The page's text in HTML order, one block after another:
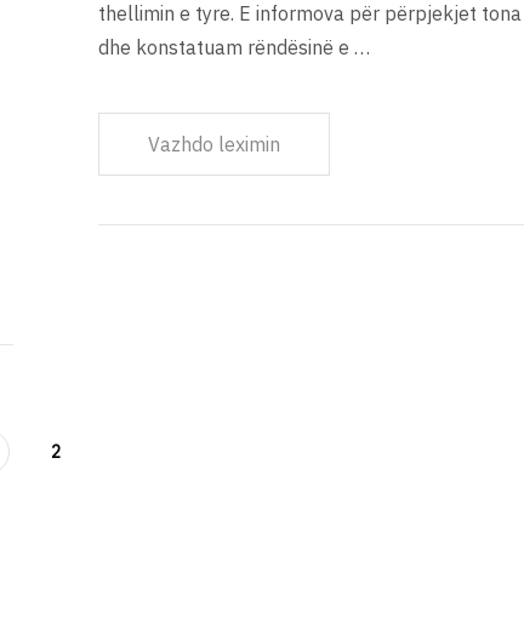
thellimin e tyre. E informova për përpjekjet
dhe konstatuam rëndësinë e …
Vazhdo leximin
2